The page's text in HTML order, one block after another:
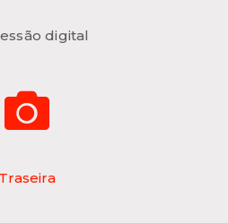
digital
Traseira